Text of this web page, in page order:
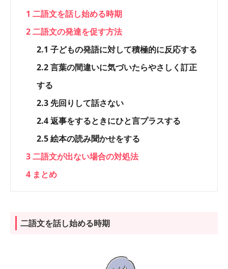
1 二語文を話し始める時期
2二語文の発達を促す方法
2.1 子どもの発語に対して積極的に反応する
2.2言葉の間違いに気づいたらやさしく訂正
する
2.3 先回りして話さない
2.4返事をするときにひと言プラスする
2.5絵本の読み聞かせをする
3二語文が出ない場合の対処法
4 まとめ
二語文を話し始める時期